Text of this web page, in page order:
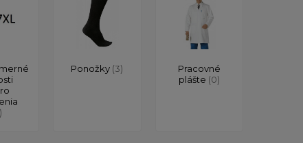
Ponožky (3)
Pracovné
plášte (0)